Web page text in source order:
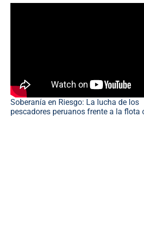
Soberanía en Riesgo: La lucha de los
pescadores peruanos frente a la flota